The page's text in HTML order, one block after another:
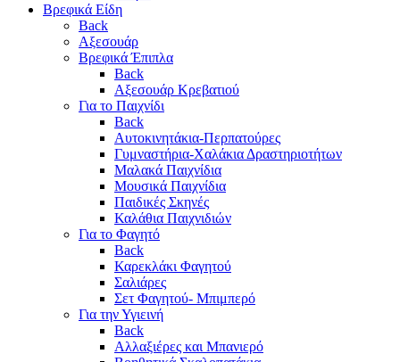
Βρεφικά Είδη
Back
Αξεσουάρ
Βρεφικά Έπιπλα
Back
Αξεσουάρ Κρεβατιού
Για το Παιχνίδι
Back
Αυτοκινητάκια-Περπατούρες
Γυμναστήρια-Χαλάκια Δραστηριοτήτων
Μαλακά Παιχνίδια
Μουσικά Παιχνίδια
Παιδικές Σκηνές
Καλάθια Παιχνιδιών
Για το Φαγητό
Back
Καρεκλάκι Φαγητού
Σαλιάρες
Σετ Φαγητού- Μπιμπερό
Για την Υγιεινή
Back
Αλλαξιέρες και Μπανιερό